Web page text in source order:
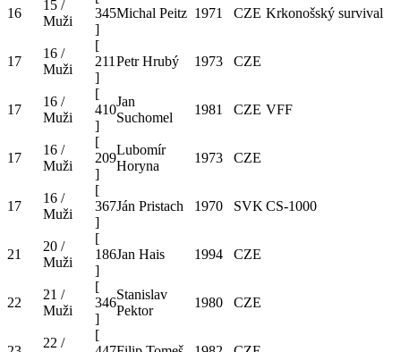
16
15 /
Muži
345
]
Michal Peitz 1971 CZE Krkonošský survival
17
16 /
Muži
[
211
]
Petr Hrubý 1973 CZE
17
16 /
Muži
[
410
]
Jan
Suchomel
1981 CZE VFF
17
16 /
Muži
[
209
]
Lubomír
Horyna
1973 CZE
17
16 /
Muži
[
367
]
Ján Pristach 1970 SVK CS-1000
21
20 /
Muži
[
186
]
Jan Hais 1994 CZE
22
21 /
Muži
[
346
]
Stanislav
Pektor
1980 CZE
22 /
[